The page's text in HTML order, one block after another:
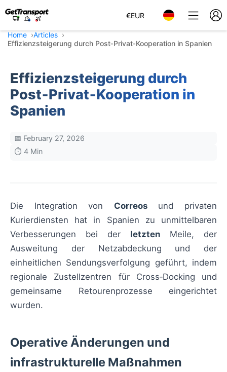
€EUR
Home
Articles
Effizienzsteigerung durch Post‑Privat‑Kooperation in Spanien
Effizienzsteigerung durch
Post‑Privat‑Kooperation in
Spanien
📅 February 27, 2026
⏱️ 4 Min
Die Integration von Correosund privaten
Kurierdiensten hat in Spanien zu unmittelbaren
Verbesserungen bei der letzten Meile, der
Ausweitung der Netzabdeckung und der
einheitlichen Sendungsverfolgung geführt, indem
regionale Zustellzentren für Cross‑Docking und
gemeinsame Retourenprozesse eingerichtet
wurden.
Operative Änderungen und
infrastrukturelle Maßnahmen